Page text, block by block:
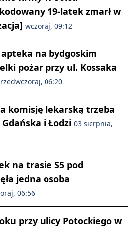
19-latek zmarł w
wczoraj, 09:12
apteka na bydgoskim
pożar przy ul. Kossaka
06:20
komisję lekarską trzeba
i Łodzi 03 sierpnia,
na trasie S5 pod
jedna osoba
06:56
przy ulicy Potockiego w